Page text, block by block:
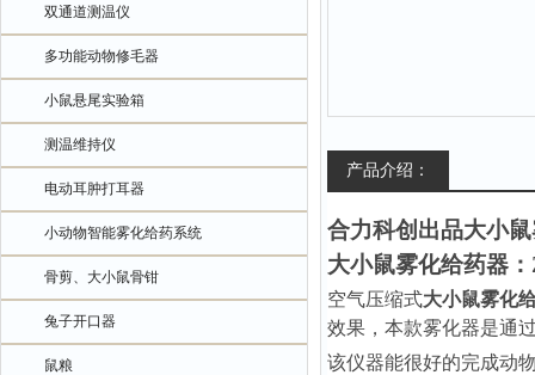
双通道测温仪
多功能动物修毛器
小鼠悬尾实验箱
测温维持仪
电动耳肿打耳器
小动物智能雾化给药系统
骨剪、大小鼠骨钳
兔子开口器
鼠粮
产品介绍：
合力科创出品大小
大小鼠雾化给药器：
空气压缩式大小鼠雾化
效果，本款雾化器是通
该仪器能很好的完成动